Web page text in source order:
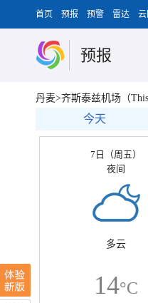
首页 预报 预警 雷达 云
预报
丹麦>齐斯泰兹机场（
今天
7日（周五）
夜间
多云
14°C